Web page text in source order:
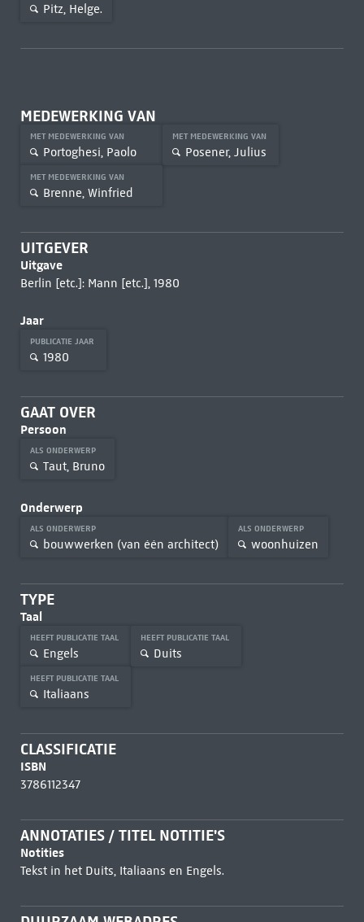
Pitz, Helge.
MEDEWERKING VAN
MET MEDEWERKING VAN
Portoghesi, Paolo
MET MEDEWERKING VAN
Posener, Julius
MET MEDEWERKING VAN
Brenne, Winfried
UITGEVER
Uitgave
Berlin [etc.]: Mann [etc.], 1980
Jaar
PUBLICATIE JAAR
1980
GAAT OVER
Persoon
ALS ONDERWERP
Taut, Bruno
Onderwerp
ALS ONDERWERP
bouwwerken (van één architect)
ALS ONDERWERP
woonhuizen
TYPE
Taal
HEEFT PUBLICATIE TAAL
Engels
HEEFT PUBLICATIE TAAL
Duits
HEEFT PUBLICATIE TAAL
Italiaans
CLASSIFICATIE
ISBN
3786112347
ANNOTATIES / TITEL NOTITIE'S
Notities
Tekst in het Duits, Italiaans en Engels.